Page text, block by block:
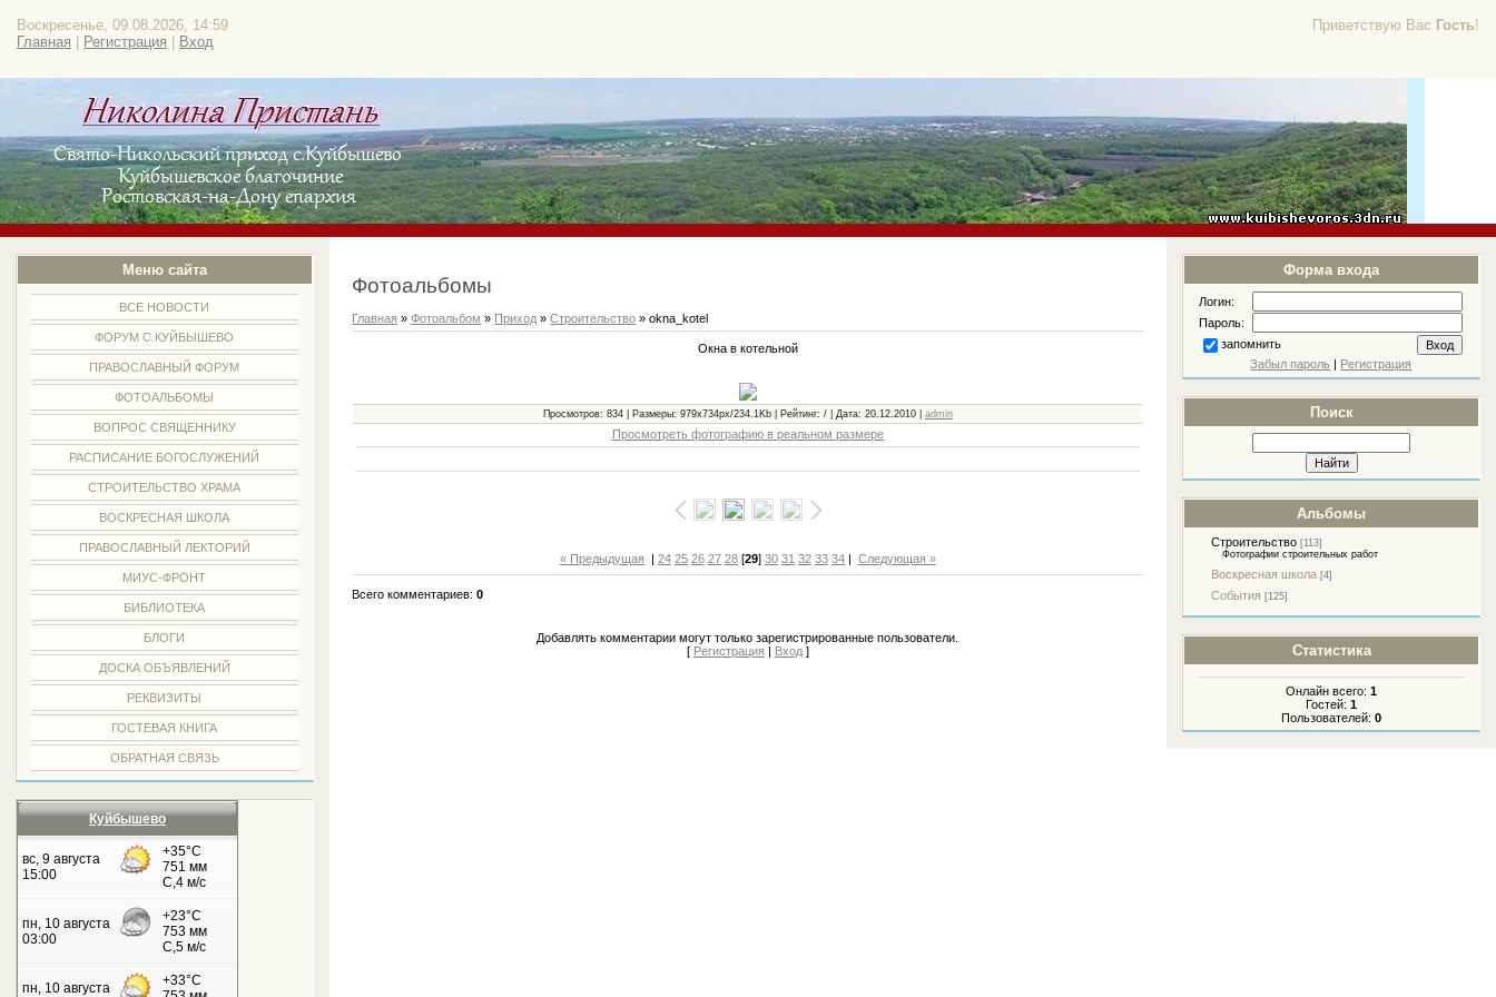
Приветствую Вас Гость!
Воскресенье, 09.08.2026, 14:59
Главная
Регистрация Вход
Меню сайта
ВСЕ НОВОСТИ
ФОРУМ С.КУЙБЫШЕВО
ПРАВОСЛАВНЫЙ ФОРУМ
ФОТОАЛЬБОМЫ
ВОПРОС СВЯЩЕННИКУ
РАСПИСАНИЕ БОГОСЛУЖЕНИЙ
СТРОИТЕЛЬСТВО ХРАМА
ВОСКРЕСНАЯ ШКОЛА
ПРАВОСЛАВНЫЙ ЛЕКТОРИЙ
МИУС-ФРОНТ
БИБЛИОТЕКА
БЛОГИ
ДОСКА ОБЪЯВЛЕНИЙ
РЕКВИЗИТЫ
ГОСТЕВАЯ КНИГА
ОБРАТНАЯ СВЯЗЬ
Куйбышево
Форма входа
Логин:
Пароль:
запомнить
Забыл пароль | Регистрация
Поиск
Альбомы
Строительство [113]
Фотографии строительных работ
Воскресная школа [4]
События [125]
Статистика
Онлайн всего:1
Гостей:1
Пользователей:0
Фотоальбомы
Главная »Фотоальбом » Приход »Строительство » okna_kotel
Окна в котельной
Просмотров: 834 | Размеры: 979x734px/234.1Kb | Рейтинг: / | Дата: 20.12.2010 | admin
Просмотреть фотографию в реальном размере
« Предыдущая | 24 25 26 27 28[29] 30 31 32 33 34| Следующая »
Всего комментариев:0
Добавлять комментарии могут только зарегистрированные пользователи.
[ Регистрация Вход]